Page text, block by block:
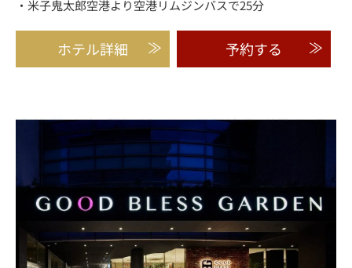
・米子鬼太郎空港より空港リムジンバスで25分
ホテル詳細 予約する